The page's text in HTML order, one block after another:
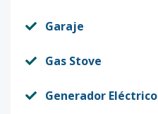
Garaje
Gas Stove
Generador Eléctrico